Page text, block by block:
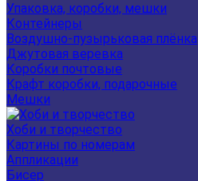
Упаковка, коробки, мешки
Контейнеры
Воздушно-пузырьковая плёнка
Джутовая веревка
Коробки почтовые
Крафт коробки, подарочные
Мешки
Хоби и творчество
Картины по номерам
Аппликации
Бисер